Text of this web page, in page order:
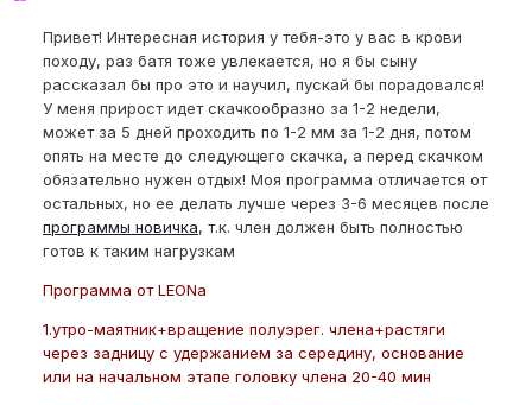
Привет! Интересная история у тебя-это у вас в крови
походу, раз батя тоже увлекается, но я бы сыну
рассказал бы про это и научил, пускай бы порадовался!
У меня прирост идет скачкообразно за 1-2 недели,
может за 5 дней проходить по 1-2 мм за 1-2 дня, потом
опять на месте до следующего скачка, а перед скачком
обязательно нужен отдых! Моя программа отличается от
остальных, но ее делать лучше через 3-6 месяцев после
программы новичка, т.к. член должен быть полностью
готов к таким нагрузкам
Программа от LEONa
1.утро-маятник+вращение полуэрег. члена+растяги
через задницу с удержанием за середину, основание
или на начальном этапе головку члена 20-40 мин